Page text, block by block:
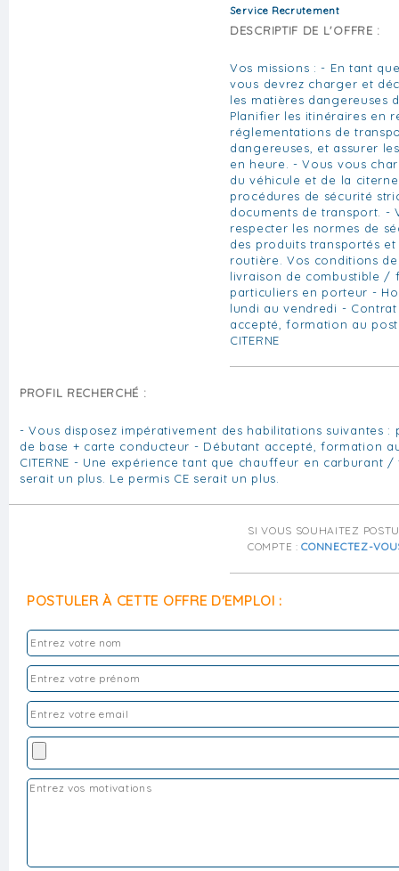
Service Recrutement
DESCRIPTIF DE L'OFFRE :
Vos missions : - En tant
vous devrez charger et
les matières dangereuses
Planifier les itinéraires en
réglementations de
dangereuses, et assurer
en heure. - Vous vous
du véhicule et de la
procédures de sécurité
documents de transport. -
respecter les normes de
des produits transportés
routière. Vos conditions
livraison de combustible /
particuliers en porteur -
lundi au vendredi -
accepté, formation au
CITERNE
PROFIL RECHERCHÉ :
- Vous disposez impérativement des habilitations suivantes :
de base + carte conducteur - Débutant accepté, formation
CITERNE - Une expérience tant que chauffeur en carburant
serait un plus. Le permis CE serait un plus.
SI VOUS SOUHAITEZ
COMPTE :CONNECTEZ-
POSTULER À CETTE OFFRE D'EMPLOI :